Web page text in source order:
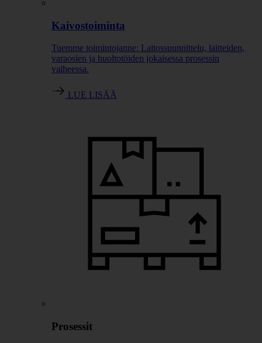
Kaivostoiminta
Tuemme toimintojanne: Laitossuunnittelu, laitteiden,
varaosien ja huoltotöiden jokaisessa prosessin
vaiheessa.
LUE LISÄÄ
Prosessit